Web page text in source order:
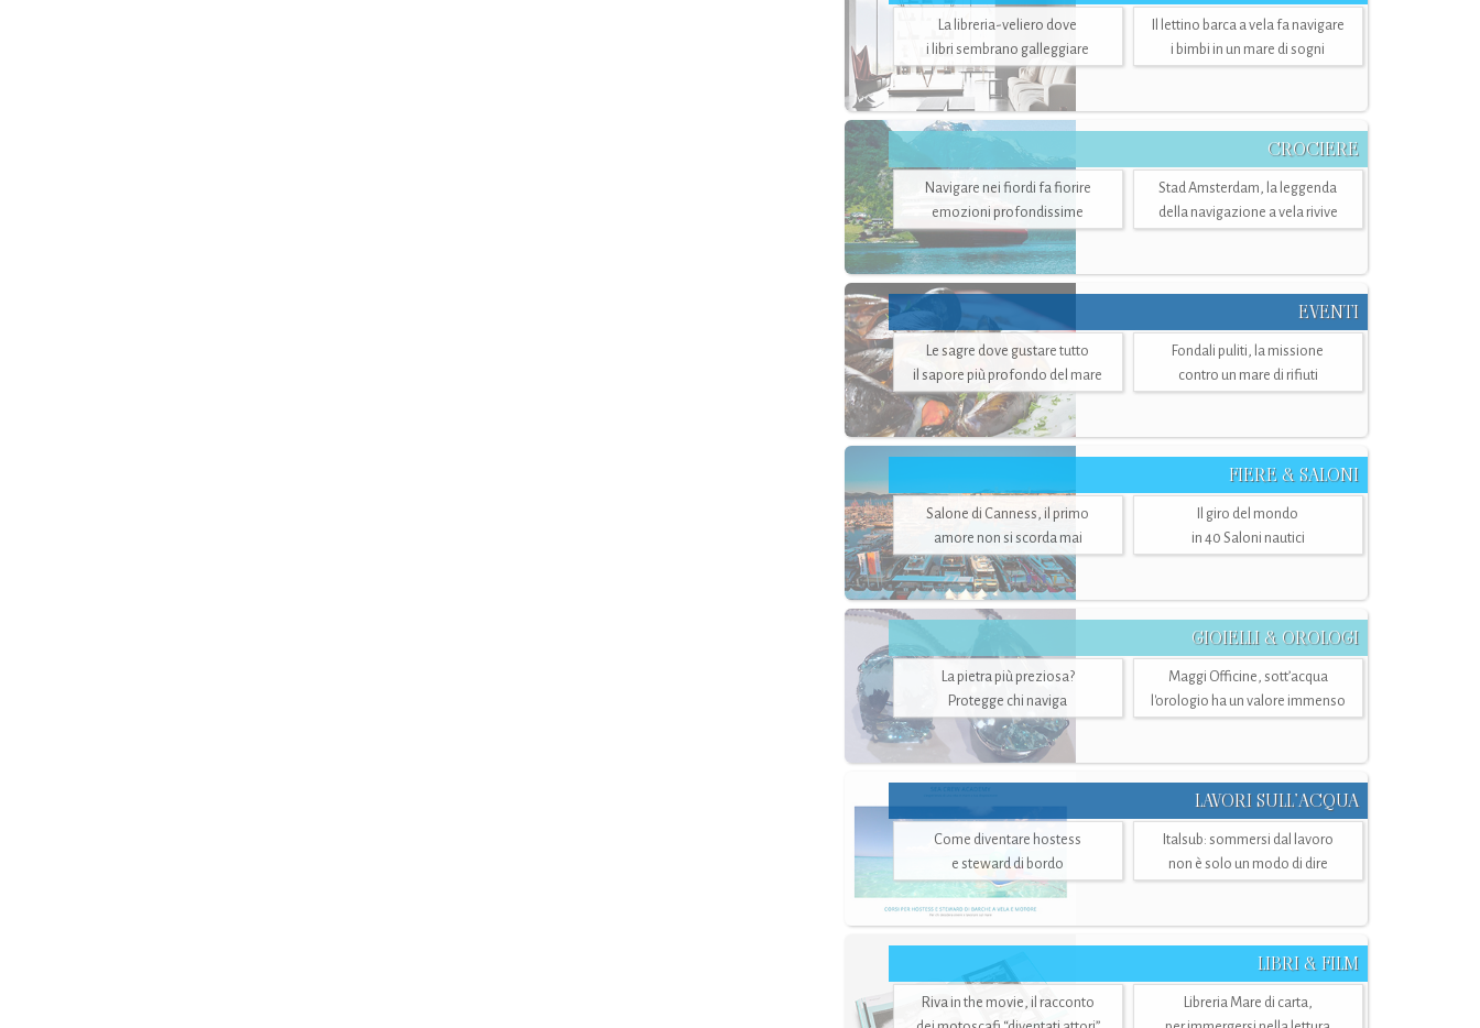
La libreria-veliero dove
i libri sembrano galleggiare
Il lettino barca a vela fa navigare
i bimbi in un mare di sogni
CROCIERE
Navigare nei fiordi fa fiorire
emozioni profondissime
Stad Amsterdam, la leggenda
della navigazione a vela rivive
EVENTI
Le sagre dove gustare tutto
il sapore più profondo del mare
Fondali puliti, la missione
contro un mare di rifiuti
FIERE & SALONI
Salone di Canness, il primo
amore non si scorda mai
Il giro del mondo
in 40 Saloni nautici
GIOIELLI & OROLOGI
La pietra più preziosa?
Protegge chi naviga
Maggi Officine, sott’acqua
l'orologio ha un valore immenso
LAVORI SULL’ACQUA
Come diventare hostess
e steward di bordo
Italsub: sommersi dal lavoro
non è solo un modo di dire
LIBRI & FILM
Riva in the movie, il racconto
Libreria Mare di carta,